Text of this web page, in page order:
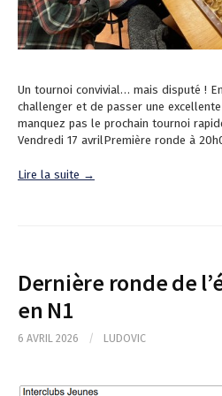
Un tournoi convivial… mais disputé !
challenger et de passer une excellente
manquez pas le prochain tournoi
Vendredi 17 avrilPremière ronde à
Lire la suite →
Dernière ronde de
en N1
6 AVRIL 2026 / LUDOVIC